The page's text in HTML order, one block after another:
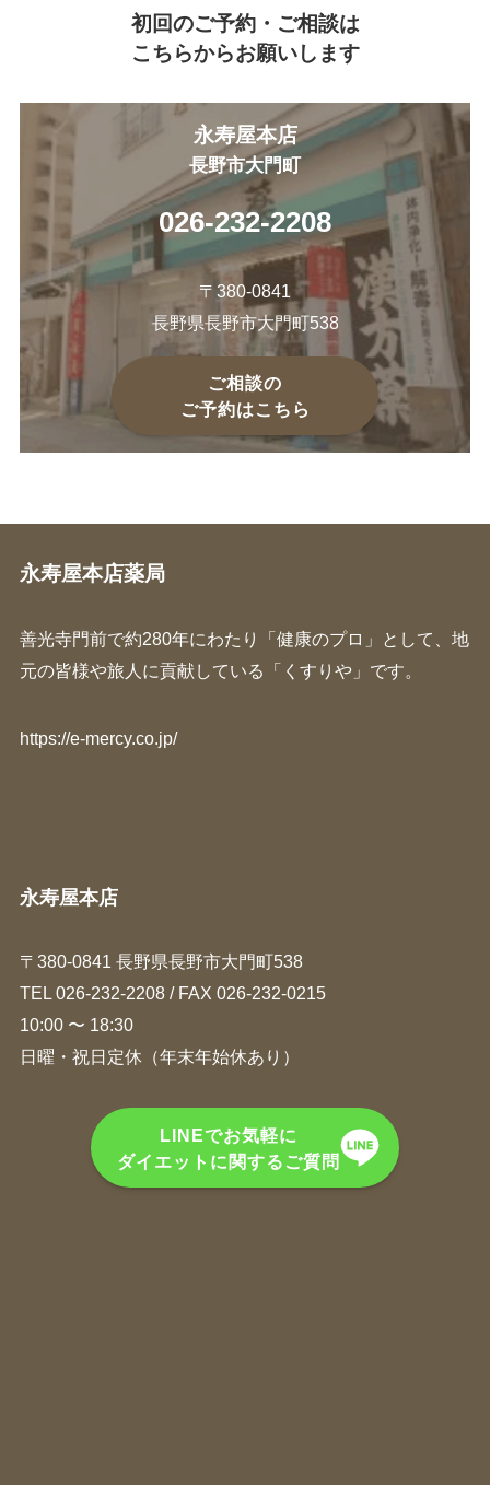
初回のご予約・ご相談は
こちらからお願いします
永寿屋本店
長野市大門町
026-232-2208
〒380-0841
長野県長野市大門町538
ご相談の
ご予約はこちら
永寿屋本店薬局
善光寺門前で約280年にわたり「健康のプロ」として、地
元の皆様や旅人に貢献している「くすりや」です。
https://e-mercy.co.jp/
永寿屋本店
〒380-0841 長野県長野市大門町538
TEL 026-232-2208/ FAX 026-232-0215
10:00 〜 18:30
日曜・祝日定休（年末年始休あり）
LINEでお気軽に
ダイエットに関するご質問